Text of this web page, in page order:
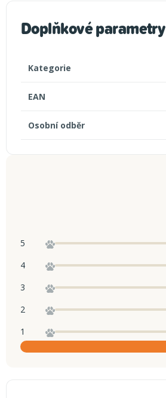
Doplňkové parametry
Kategorie
EAN
Osobní odběr
5
4
3
2
1